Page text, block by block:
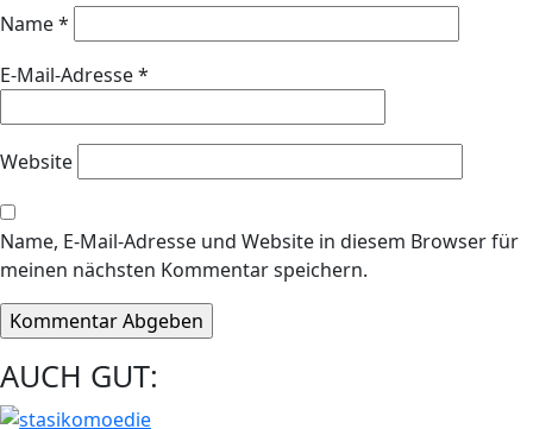
Name*
E-Mail-Adresse*
Website
Name, E-Mail-Adresse und Website in diesem Browser für
meinen nächsten Kommentar speichern.
AUCH GUT: